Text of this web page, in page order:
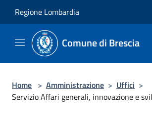
Regione Lombardia
Comune di Brescia
Home > Amministrazione > Uffici >
Servizio Affari generali, innovazione e